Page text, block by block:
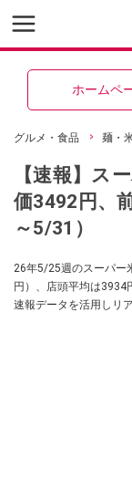
ホームペ
グルメ・食品 麺・
【速報】ス
価3492円、
～5/31）
26年5/25週のスーパー
円）、店頭平均は3934
速報データを活用しリ